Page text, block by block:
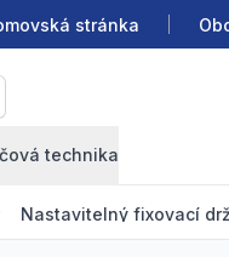
stránka
technika
Nastavitelný fixovací